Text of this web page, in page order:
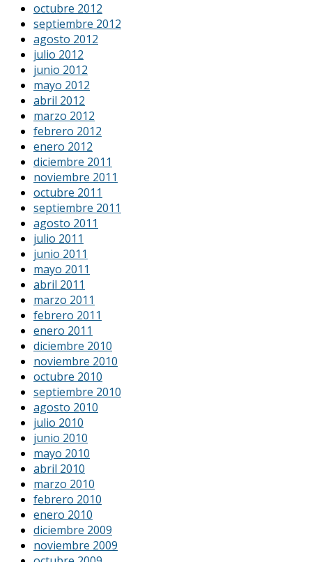
octubre 2012
septiembre 2012
agosto 2012
julio 2012
junio 2012
mayo 2012
abril 2012
marzo 2012
febrero 2012
enero 2012
diciembre 2011
noviembre 2011
octubre 2011
septiembre 2011
agosto 2011
julio 2011
junio 2011
mayo 2011
abril 2011
marzo 2011
febrero 2011
enero 2011
diciembre 2010
noviembre 2010
octubre 2010
septiembre 2010
agosto 2010
julio 2010
junio 2010
mayo 2010
abril 2010
marzo 2010
febrero 2010
enero 2010
diciembre 2009
noviembre 2009